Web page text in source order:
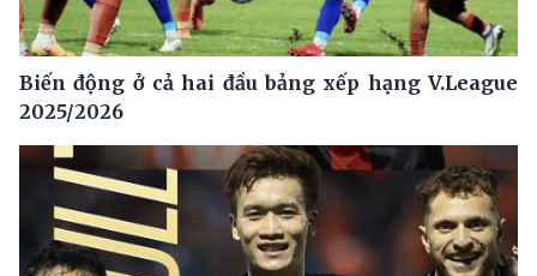
Biến động ở cả hai đầu bảng xếp hạng V.League
2025/2026